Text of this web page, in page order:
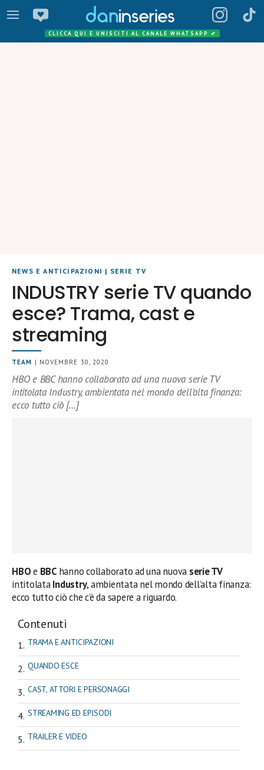
CLICCA QUI E UNISCITI AL CANALE WHATSAPP ✔
NEWS E ANTICIPAZIONI | SERIE TV
INDUSTRY serie TV quando
esce? Trama, cast e
streaming
TEAM | NOVEMBRE 30, 2020
HBO e BBC hanno collaborato ad una nuova serie TV
intitolata Industry, ambientata nel mondo dell’alta finanza:
ecco tutto ciò […]
HBOe BBChanno collaborato ad una nuova serie TV
intitolataIndustry, ambientata nel mondo dell’alta finanza:
ecco tutto ciò che c’è da sapere a riguardo.
Contenuti
TRAMA E ANTICIPAZIONI
QUANDO ESCE
CAST, ATTORI E PERSONAGGI
STREAMING ED EPISODI
TRAILER E VIDEO